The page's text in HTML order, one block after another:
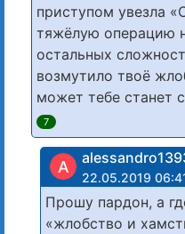
приступом увезла
тяжёлую операцию
остальных
возмутило твоё
может тебе станет
7
A
22.05.2019
Прошу пардон, а
«жлобство и